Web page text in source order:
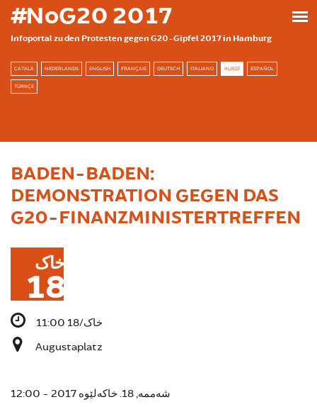
بازبدە بۆ ناوەڕۆکی سەرەکی
#NoG20 2017
Infoportal zu den Protesten gegen G20-Gipfel 2017 in Hamburg
CATALÀ NEDERLANDS ENGLISH FRANÇAIS DEUTSCH ITALIANO KURDÎ ESPAÑOL
TÜRKÇE
BADEN-BADEN:
DEMONSTRATION GEGEN DAS
G20-FINANZMINISTERTREFFEN
خاک
18
خاک/18 11:00
Augustaplatz
شەممە, 18. خاکەلێوە 2017 - 12:00